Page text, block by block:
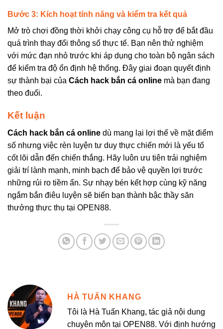
Bước 3: Kích hoạt tính năng và kiểm tra kết quả
Mở trò chơi đồng thời khởi chạy công cụ hỗ trợ để bắt đầu
quá trình thay đổi thông số thực tế. Bạn nên thử nghiệm
với mức đạn nhỏ trước khi áp dụng cho toàn bộ ngân sách
để kiểm tra độ ổn định hệ thống. Đây giai đoạn quyết định
sự thành bại của Cách hack bắn cá online mà bạn đang
theo đuổi.
Kết luận
Cách hack bắn cá online dù mang lại lợi thế về mặt điểm
số nhưng việc rèn luyện tư duy thực chiến mới là yếu tố
cốt lõi dẫn đến chiến thắng. Hãy luôn ưu tiên trải nghiệm
giải trí lành mạnh, minh bạch để bảo vệ quyền lợi trước
những rủi ro tiềm ẩn. Sự nhạy bén kết hợp cùng kỹ năng
ngắm bắn điêu luyện sẽ biến bạn thành bậc thầy săn
thưởng thực thụ tại OPEN88.
HÀ TUẤN KHANG
Tôi là Hà Tuấn Khang, tác giả nội dung
chuyên môn tại OPEN88. Với định hướng